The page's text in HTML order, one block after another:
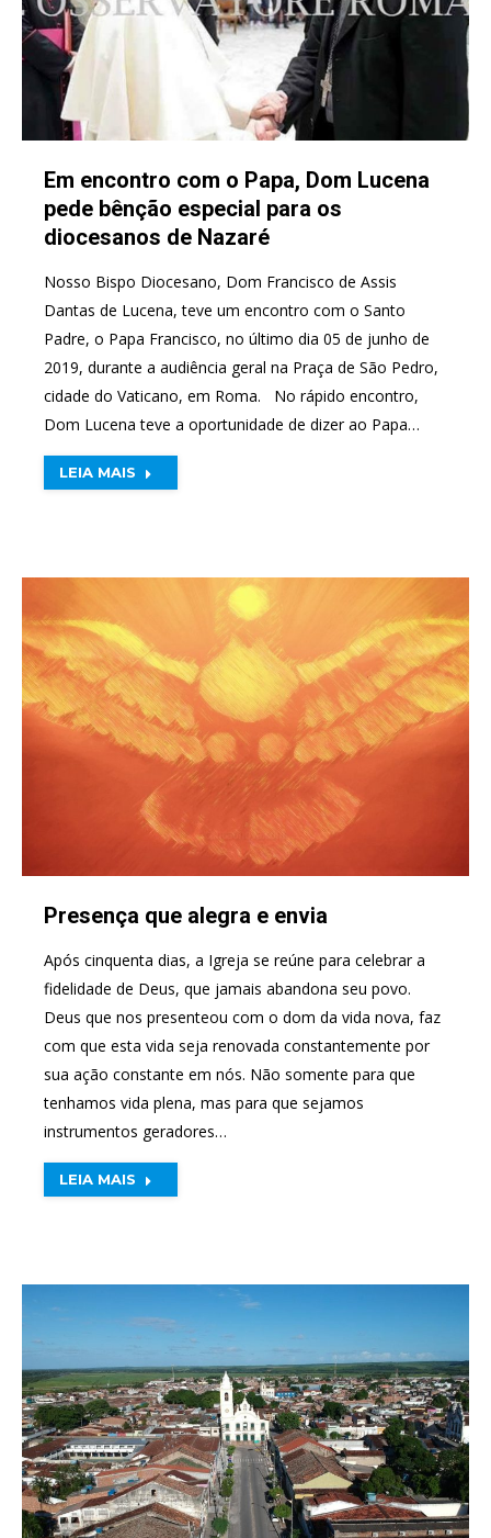
Em encontro com o Papa, Dom Lucena
pede bênção especial para os
diocesanos de Nazaré
Nosso Bispo Diocesano, Dom Francisco de Assis
Dantas de Lucena, teve um encontro com o Santo
Padre, o Papa Francisco, no último dia 05 de junho de
2019, durante a audiência geral na Praça de São Pedro,
cidade do Vaticano, em Roma. No rápido encontro,
Dom Lucena teve a oportunidade de dizer ao Papa…
LEIA MAIS
Presença que alegra e envia
Após cinquenta dias, a Igreja se reúne para celebrar a
fidelidade de Deus, que jamais abandona seu povo.
Deus que nos presenteou com o dom da vida nova, faz
com que esta vida seja renovada constantemente por
sua ação constante em nós. Não somente para que
tenhamos vida plena, mas para que sejamos
instrumentos geradores…
LEIA MAIS